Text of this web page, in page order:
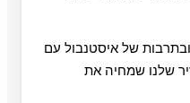
של איסטנבול עם
שלנו שמחיה את